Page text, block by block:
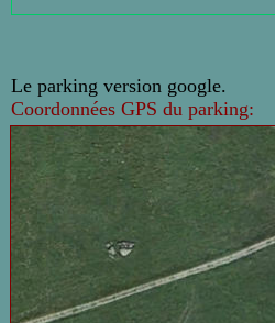
Le parking version google.
Coordonnées GPS du parking: